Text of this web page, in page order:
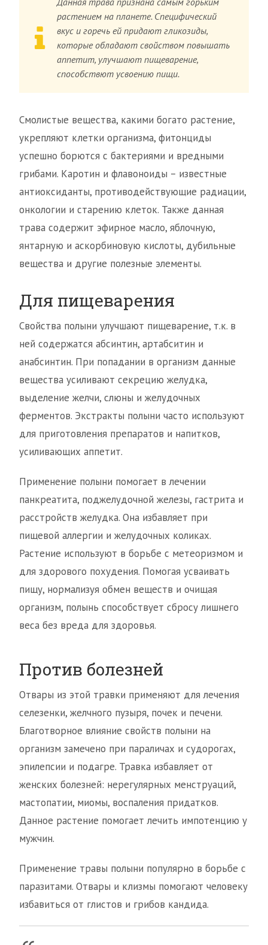
растением на планете. Специфический
вкус и горечь ей придают гликозиды,
которые обладают свойством повышать
аппетит, улучшают пищеварение,
способствют усвоению пищи.
Смолистые вещества, какими богато растение,
укрепляют клетки организма, фитонциды
успешно борются с бактериями и вредными
грибами. Каротин и флавоноиды – известные
антиоксиданты, противодействующие радиации,
онкологии и старению клеток. Также данная
трава содержит эфирное масло, яблочную,
янтарную и аскорбиновую кислоты, дубильные
вещества и другие полезные элементы.
Для пищеварения
Свойства полыни улучшают пищеварение, т.к. в
ней содержатся абсинтин, артабситин и
анабсинтин. При попадании в организм данные
вещества усиливают секрецию желудка,
выделение желчи, слюны и желудочных
ферментов. Экстракты полыни часто используют
для приготовления препаратов и напитков,
усиливающих аппетит.
Применение полыни помогает в лечении
панкреатита, поджелудочной железы, гастрита и
расстройств желудка. Она избавляет при
пищевой аллергии и желудочных коликах.
Растение используют в борьбе с метеоризмом и
для здорового похудения. Помогая усваивать
пищу, нормализуя обмен веществ и очищая
организм, полынь способствует сбросу лишнего
веса без вреда для здоровья.
Против болезней
Отвары из этой травки применяют для лечения
селезенки, желчного пузыря, почек и печени.
Благотворное влияние свойств полыни на
организм замечено при параличах и судорогах,
эпилепсии и подагре. Травка избавляет от
женских болезней: нерегулярных менструаций,
мастопатии, миомы, воспаления придатков.
Данное растение помогает лечить импотенцию у
мужчин.
Применение травы полыни популярно в борьбе с
паразитами. Отвары и клизмы помогают человеку
избавиться от глистов и грибов кандида.